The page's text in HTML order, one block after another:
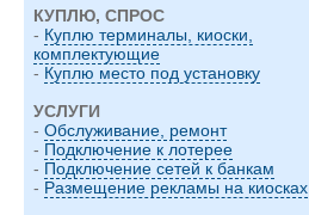
КУПЛЮ, СПРОС
- Куплю терминалы, киоски,
комплектующие
- Куплю место под установку
УСЛУГИ
- Обслуживание, ремонт
- Подключение к лотерее
- Подключение сетей к банкам
- Размещение рекламы на киосках